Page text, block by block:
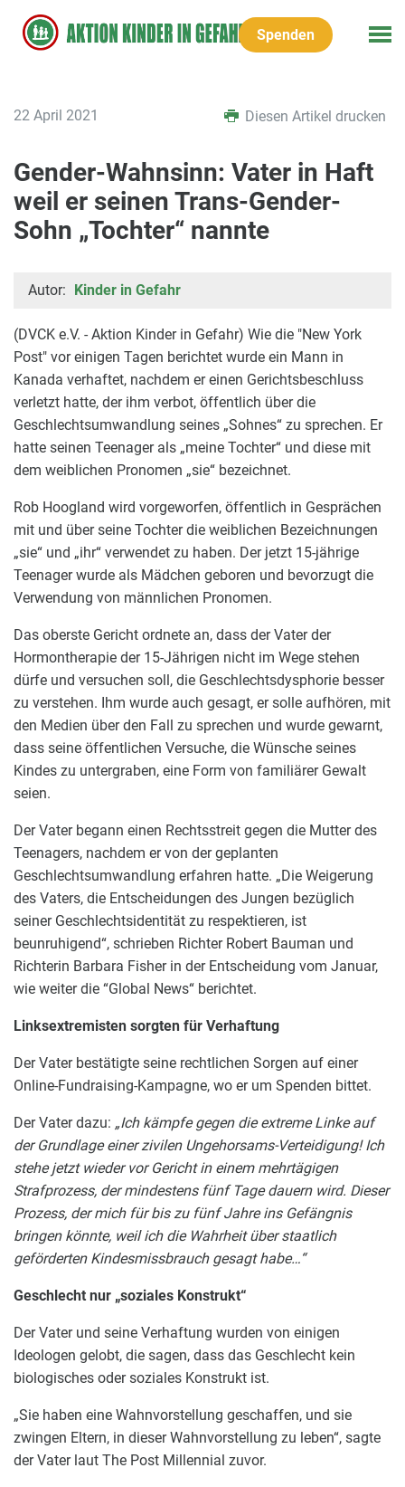
Spenden
22 April 2021 Diesen Artikel drucken
Gender-Wahnsinn: Vater in Haft
weil er seinen Trans-Gender-
Sohn „Tochter“ nannte
Autor: Kinder in Gefahr
(DVCK e.V. - Aktion Kinder in Gefahr) Wie die "New York
Post" vor einigen Tagen berichtet wurde ein Mann in
Kanada verhaftet, nachdem er einen Gerichtsbeschluss
verletzt hatte, der ihm verbot, öffentlich über die
Geschlechtsumwandlung seines „Sohnes“ zu sprechen. Er
hatte seinen Teenager als „meine Tochter“ und diese mit
dem weiblichen Pronomen „sie“ bezeichnet.
Rob Hoogland wird vorgeworfen, öffentlich in Gesprächen
mit und über seine Tochter die weiblichen Bezeichnungen
„sie“ und „ihr“ verwendet zu haben. Der jetzt 15-jährige
Teenager wurde als Mädchen geboren und bevorzugt die
Verwendung von männlichen Pronomen.
Das oberste Gericht ordnete an, dass der Vater der
Hormontherapie der 15-Jährigen nicht im Wege stehen
dürfe und versuchen soll, die Geschlechtsdysphorie besser
zu verstehen. Ihm wurde auch gesagt, er solle aufhören, mit
den Medien über den Fall zu sprechen und wurde gewarnt,
dass seine öffentlichen Versuche, die Wünsche seines
Kindes zu untergraben, eine Form von familiärer Gewalt
seien.
Der Vater begann einen Rechtsstreit gegen die Mutter des
Teenagers, nachdem er von der geplanten
Geschlechtsumwandlung erfahren hatte. „Die Weigerung
des Vaters, die Entscheidungen des Jungen bezüglich
seiner Geschlechtsidentität zu respektieren, ist
beunruhigend“, schrieben Richter Robert Bauman und
Richterin Barbara Fisher in der Entscheidung vom Januar,
wie weiter die “Global News“ berichtet.
Linksextremisten sorgten für Verhaftung
Der Vater bestätigte seine rechtlichen Sorgen auf einer
Online-Fundraising-Kampagne, wo er um Spenden bittet.
Der Vater dazu: „Ich kämpfe gegen die extreme Linke auf
der Grundlage einer zivilen Ungehorsams-Verteidigung! Ich
stehe jetzt wieder vor Gericht in einem mehrtägigen
Strafprozess, der mindestens fünf Tage dauern wird. Dieser
Prozess, der mich für bis zu fünf Jahre ins Gefängnis
bringen könnte, weil ich die Wahrheit über staatlich
geförderten Kindesmissbrauch gesagt habe…“
Geschlecht nur „soziales Konstrukt“
Der Vater und seine Verhaftung wurden von einigen
Ideologen gelobt, die sagen, dass das Geschlecht kein
biologisches oder soziales Konstrukt ist.
„Sie haben eine Wahnvorstellung geschaffen, und sie
zwingen Eltern, in dieser Wahnvorstellung zu leben“, sagte
der Vater laut The Post Millennial zuvor.